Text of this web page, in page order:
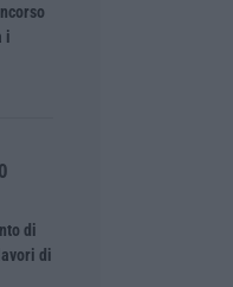
i
di
di